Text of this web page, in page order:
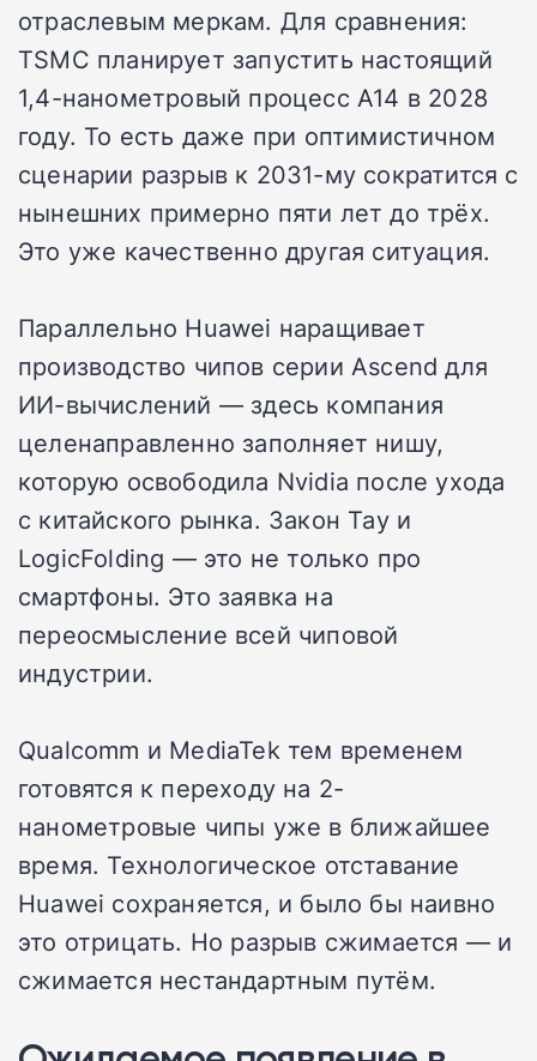
отраслевым меркам. Для сравнения:
TSMC планирует запустить настоящий
1,4-нанометровый процесс A14 в 2028
году. То есть даже при оптимистичном
сценарии разрыв к 2031-му сократится с
нынешних примерно пяти лет до трёх.
Это уже качественно другая ситуация.
Параллельно Huawei наращивает
производство чипов серии Ascend для
ИИ-вычислений — здесь компания
целенаправленно заполняет нишу,
которую освободила Nvidia после ухода
с китайского рынка. Закон Тау и
LogicFolding — это не только про
смартфоны. Это заявка на
переосмысление всей чиповой
индустрии.
Qualcomm и MediaTek тем временем
готовятся к переходу на 2-
нанометровые чипы уже в ближайшее
время. Технологическое отставание
Huawei сохраняется, и было бы наивно
это отрицать. Но разрыв сжимается — и
сжимается нестандартным путём.